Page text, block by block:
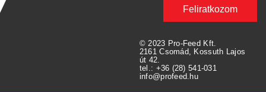
Feliratkozom
© 2023 Pro-Feed Kft.
2161 Csomád, Kossuth Lajos
út 42.
tel.: +36 (28) 541-031
info@profeed.hu